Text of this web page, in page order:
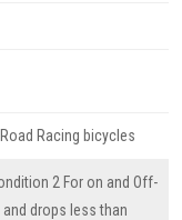
Road Racing bicycles
2 For on and Off-
and drops less than